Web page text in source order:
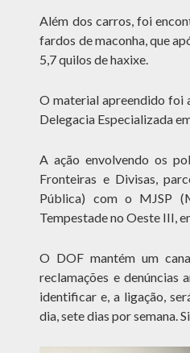
Além dos carros, foi
fardos de maconha, que
5,7 quilos de haxixe.
O material apreendido foi
Delegacia Especializada
A ação envolvendo os
Fronteiras e Divisas,
Pública) com o MJSP
Tempestade no Oeste III,
O DOF mantém um
reclamações e denúncias
identificar e, a ligação,
dia, sete dias por semana.